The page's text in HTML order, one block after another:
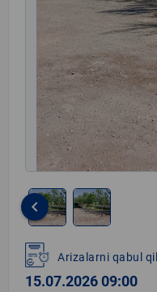
1
of
2
keyboard_arrow_left
Arizalarni qabul
15.07.2026 09:00